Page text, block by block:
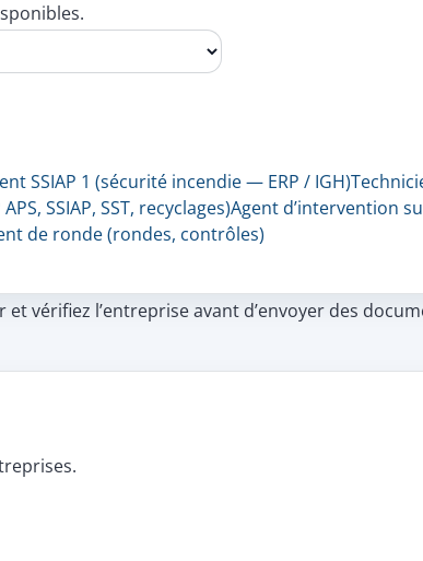
SSIAP 1 (sécurité incendie — ERP / IGH)
SSIAP, SST, recyclages)Agent d’intervention
de ronde (rondes, contrôles)
vérifiez l’entreprise avant d’envoyer des